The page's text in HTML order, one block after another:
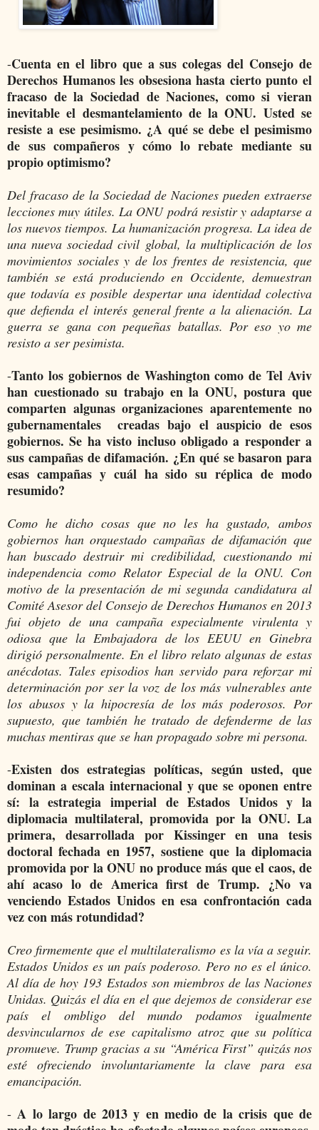
-Cuenta en el libro que a sus colegas del Consejo de
Derechos Humanos les obsesiona hasta cierto punto el
fracaso de la Sociedad de Naciones, como si vieran
inevitable el desmantelamiento de la ONU. Usted se
resiste a ese pesimismo. ¿A qué se debe el pesimismo
de sus compañeros y cómo lo rebate mediante su
propio optimismo?
Del fracaso de la Sociedad de Naciones pueden extraerse
lecciones muy útiles. La ONU podrá resistir y adaptarse a
los nuevos tiempos. La humanización progresa. La idea de
una nueva sociedad civil global, la multiplicación de los
movimientos sociales y de los frentes de resistencia, que
también se está produciendo en Occidente, demuestran
que todavía es posible despertar una identidad colectiva
que defienda el interés general frente a la alienación. La
guerra se gana con pequeñas batallas. Por eso yo me
resisto a ser pesimista.
-Tanto los gobiernos de Washington como de Tel Aviv
han cuestionado su trabajo en la ONU, postura que
comparten algunas organizaciones aparentemente no
gubernamentales creadas bajo el auspicio de esos
gobiernos. Se ha visto incluso obligado a responder a
sus campañas de difamación. ¿En qué se basaron para
esas campañas y cuál ha sido su réplica de modo
resumido?
Como he dicho cosas que no les ha gustado, ambos
gobiernos han orquestado campañas de difamación que
han buscado destruir mi credibilidad, cuestionando mi
independencia como Relator Especial de la ONU. Con
motivo de la presentación de mi segunda candidatura al
Comité Asesor del Consejo de Derechos Humanos en 2013
fui objeto de una campaña especialmente virulenta y
odiosa que la Embajadora de los EEUU en Ginebra
dirigió personalmente. En el libro relato algunas de estas
anécdotas. Tales episodios han servido para reforzar mi
determinación por ser la voz de los más vulnerables ante
los abusos y la hipocresía de los más poderosos. Por
supuesto, que también he tratado de defenderme de las
muchas mentiras que se han propagado sobre mi persona.
-Existen dos estrategias políticas, según usted, que
dominan a escala internacional y que se oponen entre
sí: la estrategia imperial de Estados Unidos y la
diplomacia multilateral, promovida por la ONU. La
primera, desarrollada por Kissinger en una tesis
doctoral fechada en 1957, sostiene que la diplomacia
promovida por la ONU no produce más que el caos, de
ahí acaso lo de America first de Trump. ¿No va
venciendo Estados Unidos en esa confrontación cada
vez con más rotundidad?
Creo firmemente que el multilateralismo es la vía a seguir.
Estados Unidos es un país poderoso. Pero no es el único.
Al día de hoy 193 Estados son miembros de las Naciones
Unidas. Quizás el día en el que dejemos de considerar ese
país el ombligo del mundo podamos igualmente
desvincularnos de ese capitalismo atroz que su política
promueve. Trump gracias a su “América First” quizás nos
esté ofreciendo involuntariamente la clave para esa
emancipación.
-A lo largo de 2013 y en medio de la crisis que de